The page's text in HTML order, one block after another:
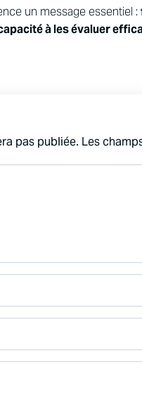
un message essentiel :
à les évaluer
pas publiée. Les